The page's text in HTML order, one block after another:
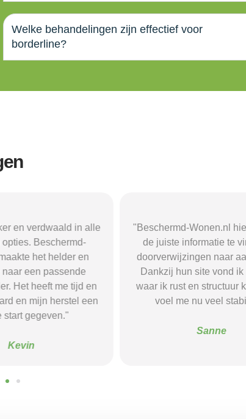
Welke behandelingen zijn effectief voor
borderline?
verdwaald in alle
Beschermd-
het helder en
een passende
heeft me tijd en
en mijn herstel een
gegeven."
"Beschermd-Wonen.nl hielp
de juiste informatie te
doorverwijzingen naar
Dankzij hun site vond ik
waar ik rust en structuur
voel me nu veel
Sanne